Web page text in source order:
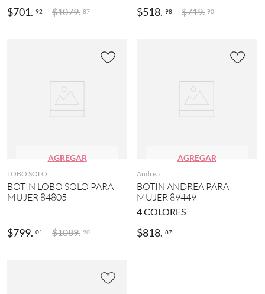
$701. 92 $1079. 87 $518. 98 $719. 90
AGREGAR
LOBO SOLO
BOTIN LOBO SOLO PARA
MUJER 84805
$799. 01 $1089. 90
AGREGAR
Andrea
BOTIN ANDREA PARA
MUJER 89449
4COLORES
$818. 87